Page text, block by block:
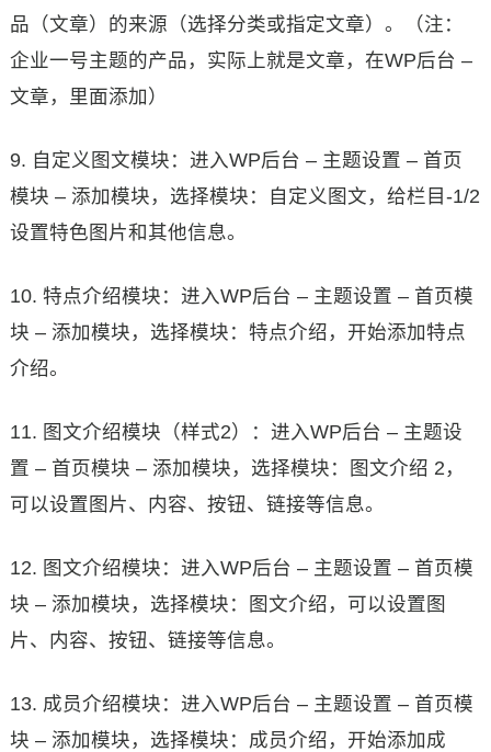
品（文章）的来源（选择分类或指定文章）。（注：
企业一号主题的产品，实际上就是文章，在WP后台 –
文章，里面添加）
9. 自定义图文模块：进入WP后台 – 主题设置 – 首页
模块 – 添加模块，选择模块：自定义图文，给栏目-1/2
设置特色图片和其他信息。
10. 特点介绍模块：进入WP后台 – 主题设置 – 首页模
块 – 添加模块，选择模块：特点介绍，开始添加特点
介绍。
11. 图文介绍模块（样式2）：进入WP后台 – 主题设
置 – 首页模块 – 添加模块，选择模块：图文介绍 2，
可以设置图片、内容、按钮、链接等信息。
12. 图文介绍模块：进入WP后台 – 主题设置 – 首页模
块 – 添加模块，选择模块：图文介绍，可以设置图
片、内容、按钮、链接等信息。
13. 成员介绍模块：进入WP后台 – 主题设置 – 首页模
块 – 添加模块，选择模块：成员介绍，开始添加成